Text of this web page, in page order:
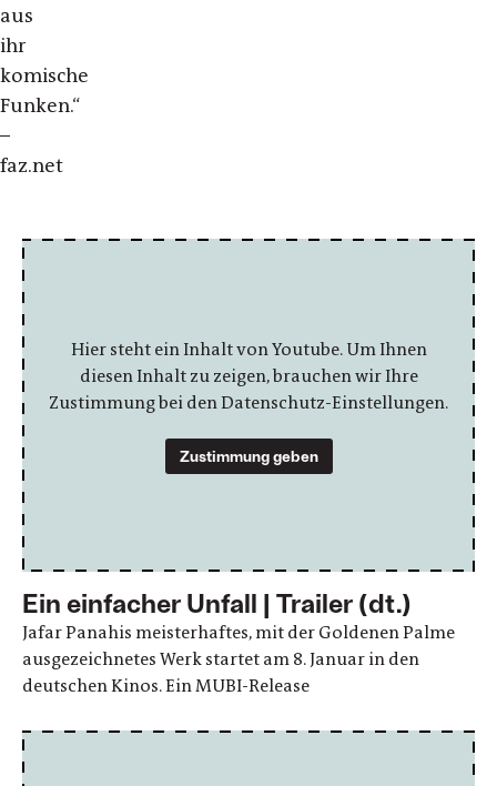
aus
ihr
komische
Funken.“
–
faz.net
Hier steht ein Inhalt von Youtube. Um Ihnen
diesen Inhalt zu zeigen, brauchen wir Ihre
Zustimmung bei den Datenschutz-Einstellungen.
Zustimmung geben
Ein einfacher Unfall | Trailer (dt.)
Jafar Panahis meisterhaftes, mit der Goldenen Palme
ausgezeichnetes Werk startet am 8. Januar in den
deutschen Kinos. Ein MUBI-Release